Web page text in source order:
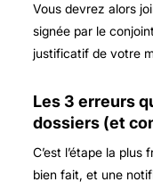
Vous devrez alors
signée par le
justificatif de votre
Les 3 erreurs
dossiers (et
C’est l’étape la
bien fait, et une